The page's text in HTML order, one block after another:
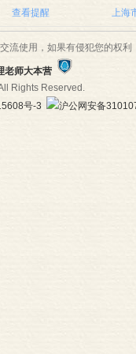
查看提醒 上海
流使用，如果有侵犯您的权
老师大本营
Rights Reserved.
号-3 沪公网安备